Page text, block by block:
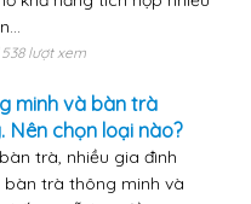
538 lượt xem
minh và bàn trà
Nên chọn loại nào?
trà, nhiều gia đình
trà thông minh và